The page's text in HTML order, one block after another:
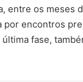
entre os meses
encontros
fase,